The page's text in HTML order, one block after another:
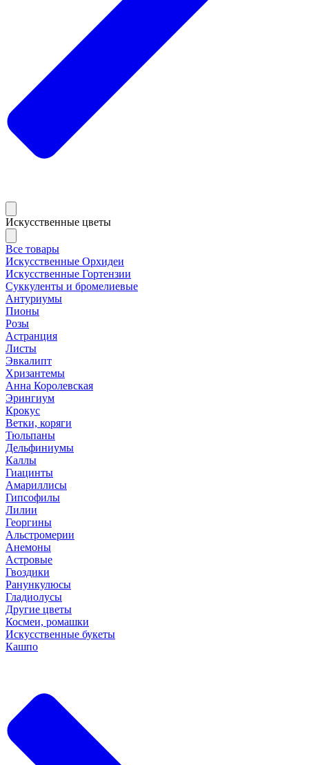
Искусственные цветы
Все товары
Искусственные Орхидеи
Искусственные Гортензии
Суккуленты и бромелиевые
Антуриумы
Пионы
Розы
Астранция
Листы
Эвкалипт
Хризантемы
Анна Королевская
Эрингиум
Крокус
Ветки, коряги
Тюльпаны
Дельфиниумы
Каллы
Гиацинты
Амариллисы
Гипсофилы
Лилии
Георгины
Альстромерии
Анемоны
Астровые
Гвоздики
Ранункулюсы
Гладиолусы
Другие цветы
Космеи, ромашки
Искусственные букеты
Кашпо